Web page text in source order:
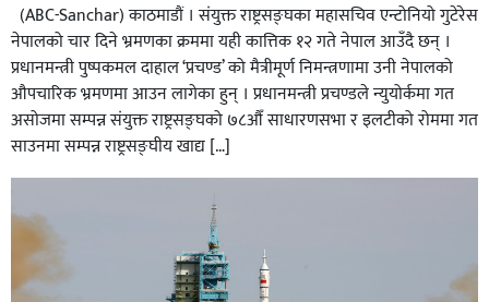
(ABC-Sanchar) काठमाडौं । संयुक्त राष्ट्रसङ्घका महासचिव एन्टोनियो गुटेरेस
नेपालको चार दिने भ्रमणका क्रममा यही कात्तिक १२ गते नेपाल आउँदै छन् ।
प्रधानमन्त्री पुष्पकमल दाहाल ‘प्रचण्ड’ को मैत्रीमूर्ण निमन्त्रणामा उनी नेपालको
औपचारिक भ्रमणमा आउन लागेका हुन् । प्रधानमन्त्री प्रचण्डले न्युयोर्कमा गत
असोजमा सम्पन्न संयुक्त राष्ट्रसङ्घको ७८औँ साधारणसभा र इलटीको रोममा गत
साउनमा सम्पन्न राष्ट्रसङ्घीय खाद्य […]